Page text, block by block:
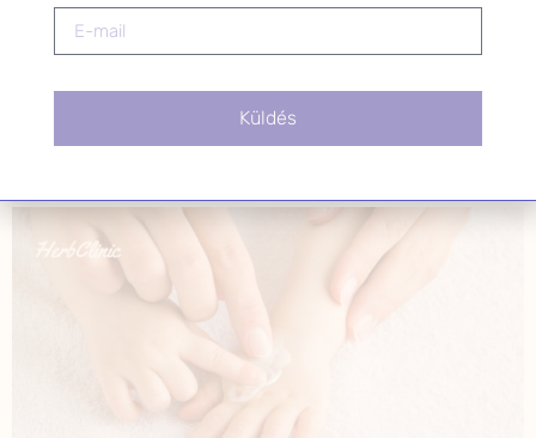
hogy ez rendeződjön, sok esetben „külső segítség” kell.
Nagyon fontos, hogy a testi-szellemi-lelki harmóniánk
Csecsemőkori
Küldés